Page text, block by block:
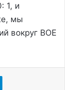
1, и
мы
вокруг BOE